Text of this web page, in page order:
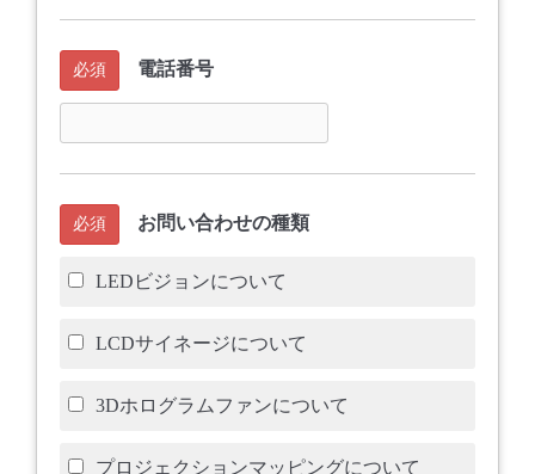
必須 電話番号
必須 お問い合わせの種類
LEDビジョンについて
LCDサイネージについて
3Dホログラムファンについて
プロジェクションマッピングについて